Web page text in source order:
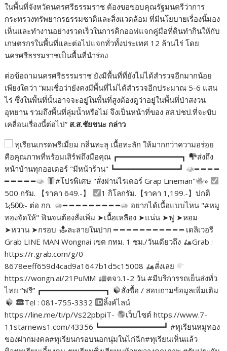
ในพื้นที่จังหวัดนครศรีธรรมราช ต้องขอขอบคุณรัฐมนตรีว่าการ
กระทรวงทรัพยากรธรรมชาติและสิ่งแวดล้อม ที่มีนโยบายเรื่องนี้มอง
เห็นและทำงานอย่างรวดเร็วในการคิกออฟแจกคู่มือที่ดินทำกินให้กับ
เกษตรกรในพื้นที่และต่อไปแจกทั่วทั้งประเทศ 12 ล้านไร่ โดย
นครศรีธรรมราชเป็นพื้นที่นำร่อง
ต่อข้อถามนครศรีธรรมราช ยังมีพื้นที่ที่ยังไม่ได้สำรวจอีกมากน้อย
เพียงใดว่า “ผมเชื่อว่ายังคงมีพื้นที่ไม่ได้สำรวจอีกประมาณ 5-6 แสน
ไร่ ซึ่งในพื้นที่นั้นอาจจะอยู่ในพื้นที่สูงต้องดูว่าอยู่ในพื้นที่ป่าสงวน
อุทยาน รวมถึงพื้นที่ลุ่มน้ำหรือไม่ จึงเป็นหน้าที่ของ สส.ปชป.ที่จะขับ
เคลื่อนเรื่องนี้ต่อไป” ส.ส.ชัยชนะ กล่าว
ทุเรียนเกรดพรีเมี่ยม กลิ่นทะลุ เนื้อทะลัก ให้มากกว่าความอร่อย
คือคุณภาพที่พร้อมเสิร์ฟถึงมือคุณ ┏━━━━━━━━━━━━━━┓
ส่งถึง
หน้าบ้านทุกออเดอร์ "มีหน้าร้าน" ┗━━━━━━━━━━━━━━┛
━ ━ ━ ━
━ ━ ━ ━ ━
#โปรพิเศษ "สั่งผ่านไรเดอร์ Grap Lineman"
»
500 กรัม. 【ราคา 649.-】
1 กิโลกรัม.【ราคา 1,199.-】ปกติ
1̷,5̷0̷0̷.- ต่อ กก.
━ ━ ━ ━ ━ ━ ━ ━ ━
อยากได้เนื้อแบบไหน "#หมู
ทองจัดให้" ฟินจนต้องสั่งเพิ่ม ➤เนื้อเหลือง ➤แน่น ➤ฟู ➤หอม
➤หวาน ➤กรอบ
ละลายในปาก ━ ━ ━ ━ ━ ━ ━ ━ ━ ━ ━ เดลิเวอรี
Grab LINE MAN Wongnai เขต กทม. 1 ชม./วันเดียวถึง
Grab :
https://r.grab.com/g/0-
8678eeff659d4cad9a1647b1d5c15008
สั่งเลย
https://wongn.ai/21PuMM
ตจว.1-2 วัน #มีบริการรถเย็นส่งทั่ว
ไทย “ฟรี” ┏━━━━━━━━━━━━━━┓
สั่งซื้อ / สอบถามข้อมูลเพิ่มเติม
Tel : 081-755-3332
ลิ้งค์ไลน์
https://line.me/ti/p/Vs22pbpiT-
เว็บไซต์ https://www.7-
11starnews1.com/43356 ┗━━━━━━━━━━━━━━┛ #ทุเรียนหมูทอง
ของฝากมงคล#ทุเรียนกรอบนอกนุ่มในไก่ฉีก#ทุเรียนเห็นแล้ว